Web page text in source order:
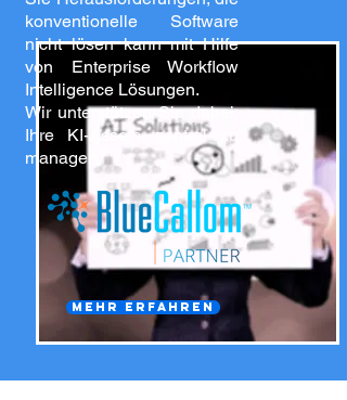
konventionelle Software
nicht lösen kann mit Hilfe
von Enterprise Workflow
Intelligence Lösungen.
Wir unterstützen Sie dabei,
Ihre KI-Assets zentral zu
managen.
mehr erfahren